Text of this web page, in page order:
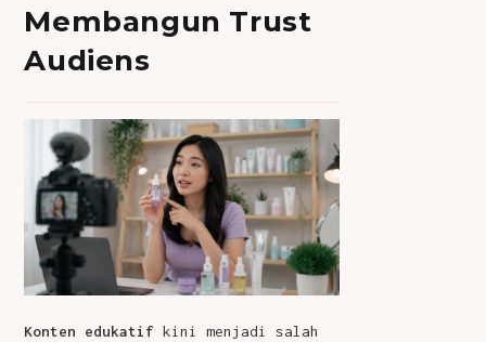
Membangun Trust
Audiens
Konten edukatif kini menjadi salah